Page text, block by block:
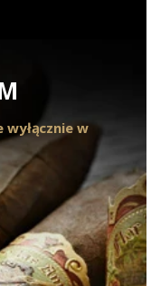
w